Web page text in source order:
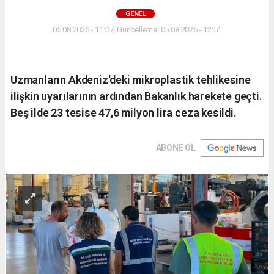
GENEL
05.08.2026 - 11:07, Güncelleme: 05.08.2026 - 12:51
Uzmanların Akdeniz'deki mikroplastik tehlikesine
ilişkin uyarılarının ardından Bakanlık harekete geçti.
Beş ilde 23 tesise 47,6 milyon lira ceza kesildi.
ABONE OL